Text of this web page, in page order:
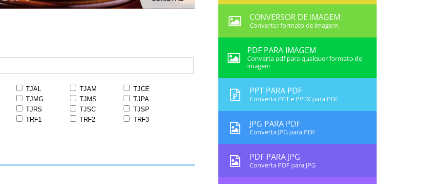
TJAL TJAM
TJCE
TJMG TJMS
TJPA
TJRS TJSC
TJSP
TRF1 TRF2
TRF3
CONVERSOR DE IMAGEM
Converter formato de imagem
PDF PARA IMAGEM
Converta pdf para qualquer formato de
imagem
PPT PARA PDF
Converta PPT e PPTX para PDF
JPG PARA PDF
Converta JPG para PDF
PDF PARA JPG
Converta PDF para JPG